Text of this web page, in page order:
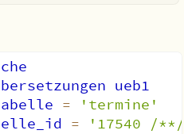
ueb1
=
'termine'
=
'17540 /